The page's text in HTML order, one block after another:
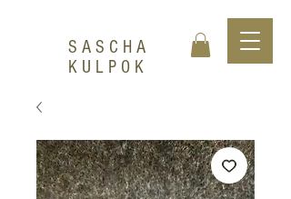
SASCHA
KULPOK